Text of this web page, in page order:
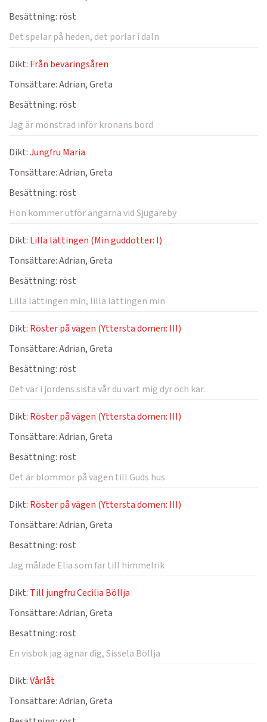
Besättning: röst
Det spelar på heden, det porlar i daln
Dikt: Från beväringsåren
Tonsättare:Adrian, Greta
Besättning: röst
Jag är mönstrad inför kronans bord
Dikt:Jungfru Maria
Tonsättare:Adrian, Greta
Besättning: röst
Hon kommer utför ängarna vid Sjugareby
Dikt: Lilla lättingen (Min guddotter: I)
Tonsättare:Adrian, Greta
Besättning: röst
Lilla lättingen min, lilla lättingen min
Dikt: Röster på vägen (Yttersta domen: III)
Tonsättare:Adrian, Greta
Besättning: röst
Det var i jordens sista vår du vart mig dyr och kär.
Dikt: Röster på vägen (Yttersta domen: III)
Tonsättare:Adrian, Greta
Besättning: röst
Det är blommor på vägen till Guds hus
Dikt: Röster på vägen (Yttersta domen: III)
Tonsättare:Adrian, Greta
Besättning: röst
Jag målade Elia som far till himmelrik
Dikt: Till jungfru Cecilia Böllja
Tonsättare:Adrian, Greta
Besättning: röst
En visbok jag ägnar dig, Sissela Böllja
Dikt:Vårlåt
Tonsättare:Adrian, Greta